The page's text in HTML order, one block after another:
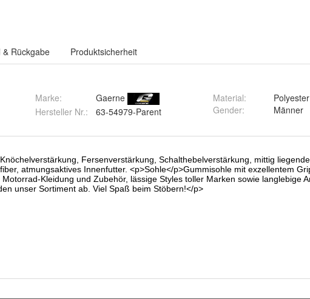
Rückgabe Produktsicherheit
Marke:
Gaerne
Hersteller Nr.:
63-54979-Parent
Material:
Polyester
Gender: Männer